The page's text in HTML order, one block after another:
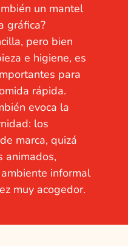
un mantel
gráfica?
pero bien
e higiene, es
para
rápida.
evoca la
los
marca, quizá
animados,
informal
muy acogedor.